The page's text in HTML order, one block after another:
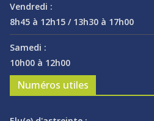
Vendredi :
8h45 à 12h15 / 13h30 à 17h00
Samedi :
10h00 à 12h00
Numéros utiles